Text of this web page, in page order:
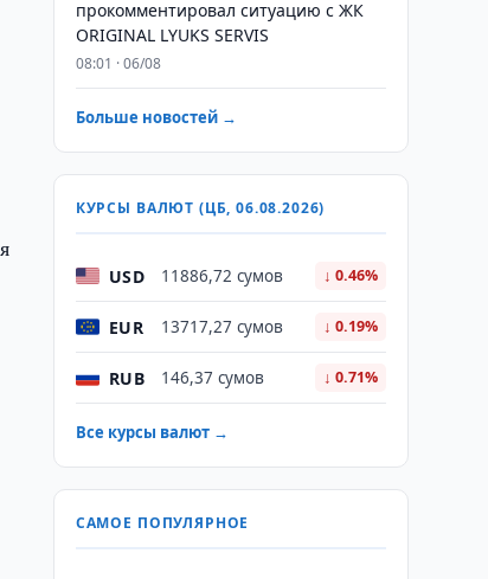
прокомментировал ситуацию с ЖК
ORIGINAL LYUKS SERVIS
08:01 · 06/08
Больше новостей →
КУРСЫ ВАЛЮТ (ЦБ, 06.08.2026)
USD 11886,72 сумов ↓ 0.46%
EUR 13717,27 сумов ↓ 0.19%
RUB 146,37 сумов ↓ 0.71%
Все курсы валют →
САМОЕ ПОПУЛЯРНОЕ